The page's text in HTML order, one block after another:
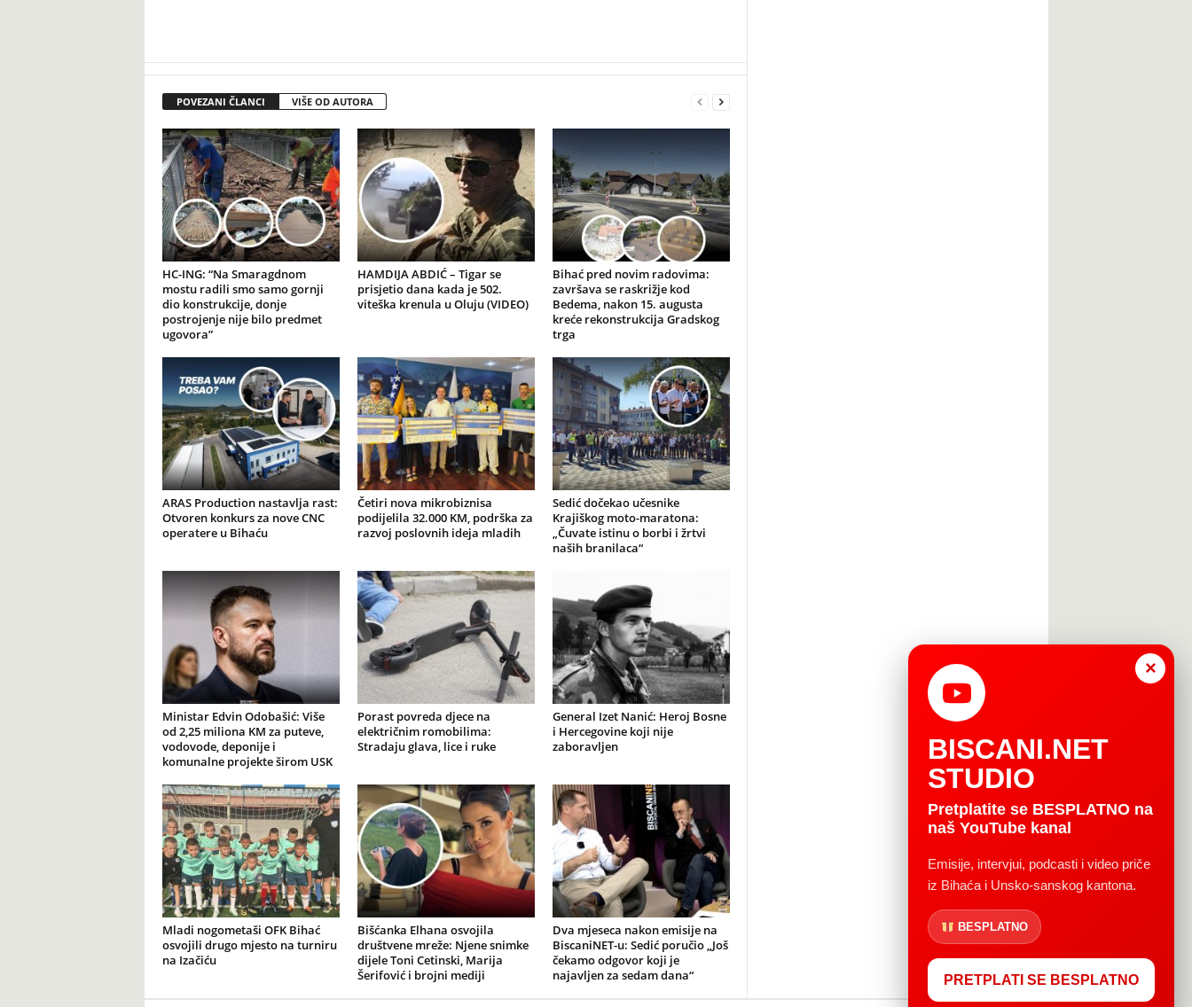
POVEZANI ČLANCI VIŠE OD AUTORA
HC-ING: “Na Smaragdnom
mostu radili smo samo gornji
dio konstrukcije, donje
postrojenje nije bilo predmet
ugovora”
HAMDIJA ABDIĆ – Tigar se
prisjetio dana kada je 502.
viteška krenula u Oluju (VIDEO)
Bihać pred novim radovima:
završava se raskrižje kod
Bedema, nakon 15. augusta
kreće rekonstrukcija Gradskog
trga
ARAS Production nastavlja rast:
Otvoren konkurs za nove CNC
operatere u Bihaću
Četiri nova mikrobiznisa
podijelila 32.000 KM, podrška za
razvoj poslovnih ideja mladih
Sedić dočekao učesnike
Krajiškog moto-maratona:
„Čuvate istinu o borbi i žrtvi
naših branilaca“
Ministar Edvin Odobašić: Više
od 2,25 miliona KM za puteve,
vodovode, deponije i
komunalne projekte širom USK
Porast povreda djece na
električnim romobilima:
Stradaju glava, lice i ruke
General Izet Nanić: Heroj Bosne
i Hercegovine koji nije
zaboravljen
Mladi nogometaši OFK Bihać
osvojili drugo mjesto na turniru
na Izačiću
Bišćanka Elhana osvojila
društvene mreže: Njene snimke
dijele Toni Cetinski, Marija
Šerifović i brojni mediji
Dva mjeseca nakon emisije na
BiscaniNET-u: Sedić poručio „Još
čekamo odgovor koji je
najavljen za sedam dana“
×
BISCANI.NET
STUDIO
Pretplatite se BESPLATNO na
naš YouTube kanal
Emisije, intervjui, podcasti i video priče
iz Bihaća i Unsko-sanskog kantona.
BESPLATNO
PRETPLATI SE BESPLATNO